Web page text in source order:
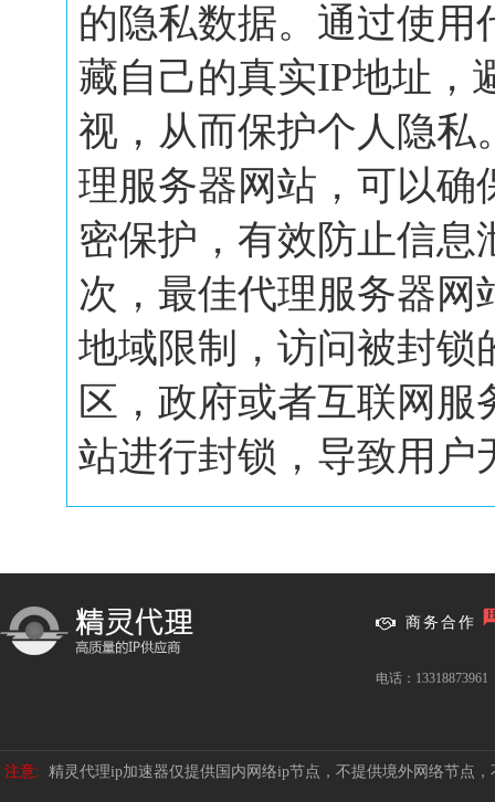
的隐私数据。通过使
藏自己的真实IP地址，
视，从而保护个人隐私
理服务器网站，可以确
密保护，有效防止信
次，最佳代理服务器
地域限制，访问被封锁
区，政府或者互联网
站进行封锁，导致用户
商务合作
电话：13318873961
注意: 精灵代理ip加速器仅提供国内网络ip节点，不提供境外网络节点